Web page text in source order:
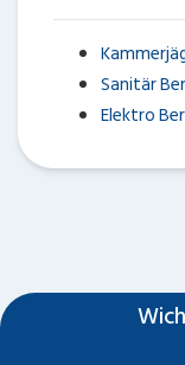
Sanitär
Elektro